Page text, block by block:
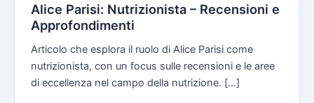
Alice Parisi: Nutrizionista – Recensioni e
Approfondimenti
Articolo che esplora il ruolo di Alice Parisi come
nutrizionista, con un focus sulle recensioni e le aree
di eccellenza nel campo della nutrizione. […]